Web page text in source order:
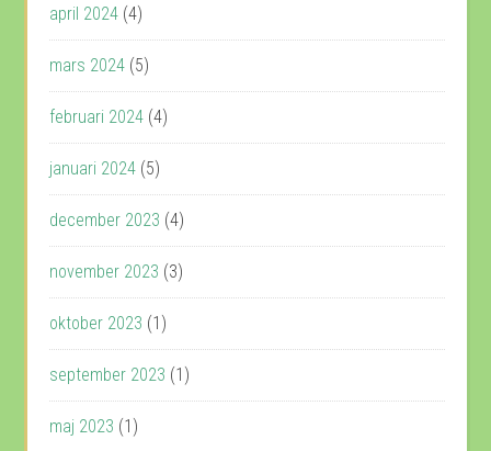
april 2024 (4)
mars 2024 (5)
februari 2024 (4)
januari 2024 (5)
december 2023 (4)
november 2023 (3)
oktober 2023 (1)
september 2023 (1)
maj 2023 (1)